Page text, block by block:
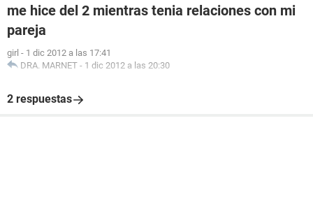
me hice del 2 mientras tenia relaciones con mi
pareja
girl - 1 dic 2012 a las 17:41
DRA. MARNET - 1 dic 2012 a las 20:30
2 respuestas